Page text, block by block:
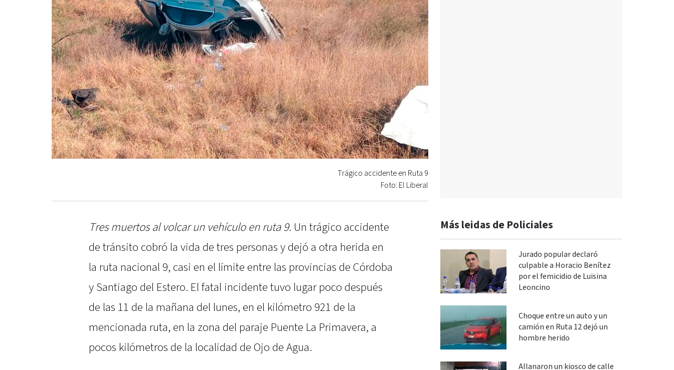
Trágico accidente en Ruta 9
Foto: El Liberal
Tres muertos al volcar un vehículo en ruta 9. Un trágico accidente
de tránsito cobró la vida de tres personas y dejó a otra herida en
la ruta nacional 9, casi en el límite entre las provincias de Córdoba
y Santiago del Estero. El fatal incidente tuvo lugar poco después
de las 11 de la mañana del lunes, en el kilómetro 921 de la
mencionada ruta, en la zona del paraje Puente La Primavera, a
pocos kilómetros de la localidad de Ojo de Agua.
Más leidas de Policiales
Jurado popular declaró
culpable a Horacio Benítez
por el femicidio de Luisina
Leoncino
Choque entre un auto y un
camión en Ruta 12 dejó un
hombre herido
Allanaron un kiosco de calle